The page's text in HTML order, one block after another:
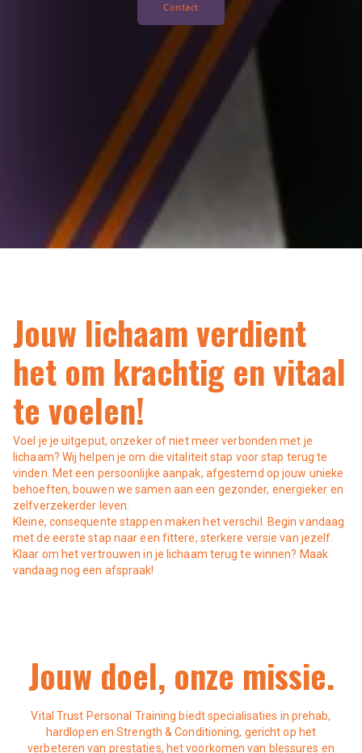
Contact
Jouw lichaam verdient
het om krachtig en vitaal
te voelen!
Voel je je uitgeput, onzeker of niet meer verbonden met je
lichaam? Wij helpen je om die vitaliteit stap voor stap terug te
vinden. Met een persoonlijke aanpak, afgestemd op jouw unieke
behoeften, bouwen we samen aan een gezonder, energieker en
zelfverzekerder leven.
Kleine, consequente stappen maken het verschil. Begin vandaag
met de eerste stap naar een fittere, sterkere versie van jezelf.
Klaar om het vertrouwen in je lichaam terug te winnen? Maak
vandaag nog een afspraak!
Jouw doel, onze missie.
Vital Trust Personal Training biedt specialisaties in prehab,
hardlopen en Strength & Conditioning, gericht op het
verbeteren van prestaties, het voorkomen van blessures en
Prehab
Prehab, oftewel preventieve training, is gericht op het
voorkomen van blessures voordat ze zich voordoen. Door
middel van oefeningen die lenigheid, coördinatie en kracht
Hardlopen
Of je nu een beginnende loper bent die zijn eerste 5
Strength & Conditioning
Door de uitgebreide expertise in zogenoemde Strength &
Conditioning trainingen, helpen we je techniek
Yoga
Hyrox
Wil je gericht toewerken naar een HYROX of soortgelijke